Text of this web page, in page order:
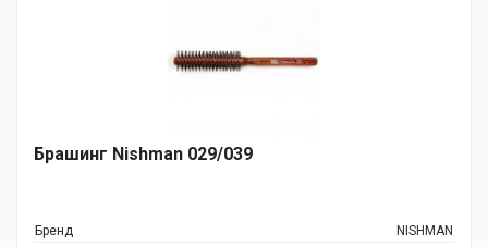
Брашинг Nishman 029/039
Бренд NISHMAN